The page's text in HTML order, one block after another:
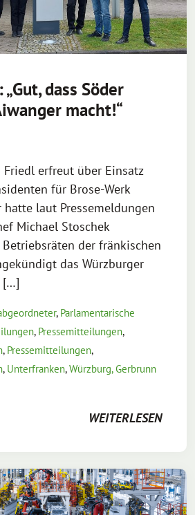
dass Söder
macht!“
Friedl erfreut über Einsatz
für Brose-Werk
hatte laut Pressemeldungen
Michael Stoschek
der fränkischen
das Würzburger
[…]
, Parlamentarische
, Pressemitteilungen,
, Pressemitteilungen,
, Unterfranken,Würzburg, Gerbrunn
WEITERLESEN